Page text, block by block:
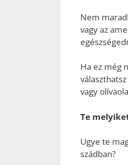
Nem
vagy az
Ha ez még
vagy
Te
Ugye te
szádban?